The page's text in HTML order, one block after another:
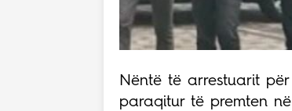
Nëntë të arrestuarit
paraqitur të premten